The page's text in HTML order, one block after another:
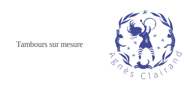
Tambours sur mesure